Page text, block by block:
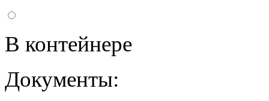
В контейнере
Документы: